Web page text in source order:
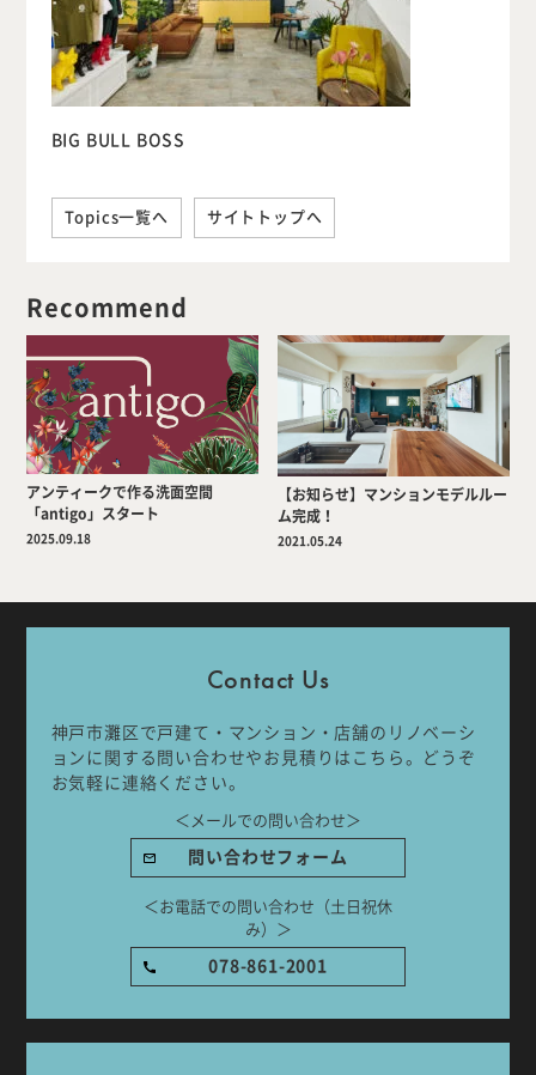
BIG BULL BOSS
Topics一覧へ サイトトップへ
Recommend
アンティークで作る洗面空間
「antigo」スタート
2025.09.18
【お知らせ】マンションモデルルー
ム完成！
2021.05.24
Contact Us
神戸市灘区で戸建て・マンション・店舗のリノベーシ
ョンに関する問い合わせやお見積りはこちら。どうぞ
お気軽に連絡ください。
＜メールでの問い合わせ＞
問い合わせフォーム
＜お電話での問い合わせ（土日祝休
み）＞
078-861-2001
Company
Works
Work Flow
Journal
Topics
Recruit
Room Tour